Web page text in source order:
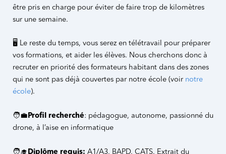
être pris en charge pour éviter de faire trop de kilomètres
sur une semaine.
🖥️ Le reste du temps, vous serez en télétravail pour préparer
vos formations, et aider les élèves. Nous cherchons donc à
recruter en priorité des formateurs habitant dans des zones
qui ne sont pas déjà couvertes par notre école (voir notre
école).
🧑‍💼Profil recherché: pédagogue, autonome, passionné du
drone, à l’aise en informatique
🧑‍🎓 Diplôme requis: A1/A3, BAPD, CATS. Extrait du